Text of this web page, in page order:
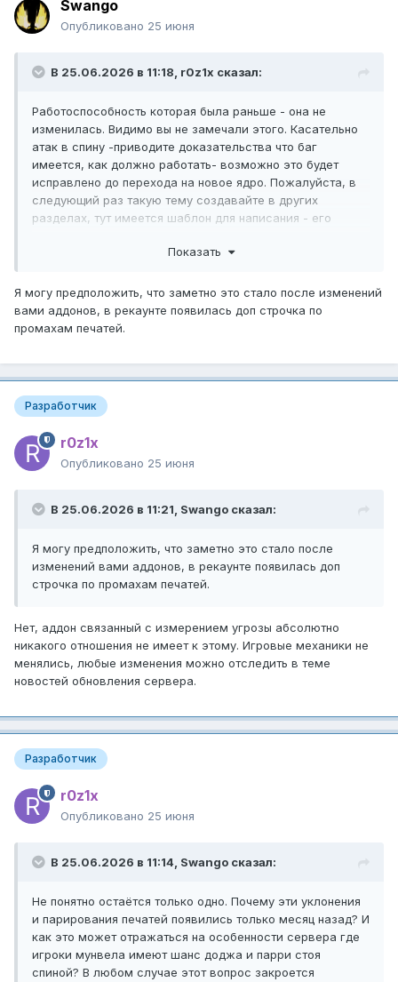
Swango
Опубликовано 25 июня
В 25.06.2026 в 11:18, r0z1x сказал:
Работоспособность которая была раньше - она не
изменилась. Видимо вы не замечали этого. Касательно
атак в спину -приводите доказательства что баг
имеется, как должно работать- возможно это будет
исправлено до перехода на новое ядро. Пожалуйста, в
следующий раз такую тему создавайте в других
разделах, тут имеется шаблон для написания - его
иметь низкий приоритет(при переходе на другое ядро)
Показать
Я могу предположить, что заметно это стало после изменений
вами аддонов, в рекаунте появилась доп строчка по
промахам печатей.
Разработчик
r0z1x
Опубликовано 25 июня
В 25.06.2026 в 11:21, Swango сказал:
Я могу предположить, что заметно это стало после
изменений вами аддонов, в рекаунте появилась доп
строчка по промахам печатей.
Нет, аддон связанный с измерением угрозы абсолютно
никакого отношения не имеет к этому. Игровые механики не
менялись, любые изменения можно отследить в теме
новостей обновления сервера.
Разработчик
r0z1x
Опубликовано 25 июня
В 25.06.2026 в 11:14, Swango сказал:
Не понятно остаётся только одно. Почему эти уклонения
и парирования печатей появились только месяц назад? И
как это может отражаться на особенности сервера где
игроки мунвела имеют шанс доджа и парри стоя
спиной? В любом случае этот вопрос закроется